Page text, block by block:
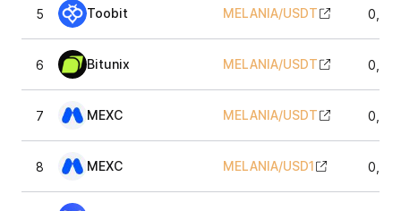
5 Toobit MELANIA/USDT
6 Bitunix MELANIA/USDT
7 MEXC MELANIA/USDT
8 MEXC MELANIA/USD1